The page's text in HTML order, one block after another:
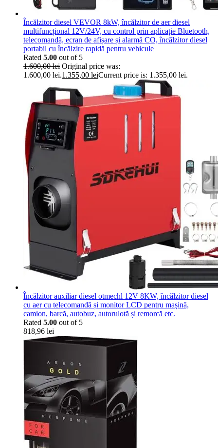
Încălzitor diesel VEVOR 8kW, încălzitor de aer diesel
multifuncțional 12V/24V, cu control prin aplicație Bluetooth,
telecomandă, ecran de afișare și alarmă CO, încălzitor diesel
portabil cu încălzire rapidă pentru vehicule
Rated 5.00 out of 5
1.600,00lei Original price was:
1.600,00 lei.1.355,00 leiCurrent price is: 1.355,00 lei.
Încălzitor auxiliar diesel otmechl 12V 8KW, încălzitor diesel
cu aer cu telecomandă și monitor LCD pentru mașină,
camion, barcă, autobuz, autorulotă și remorcă etc.
Rated 5.00 out of 5
818,96 lei